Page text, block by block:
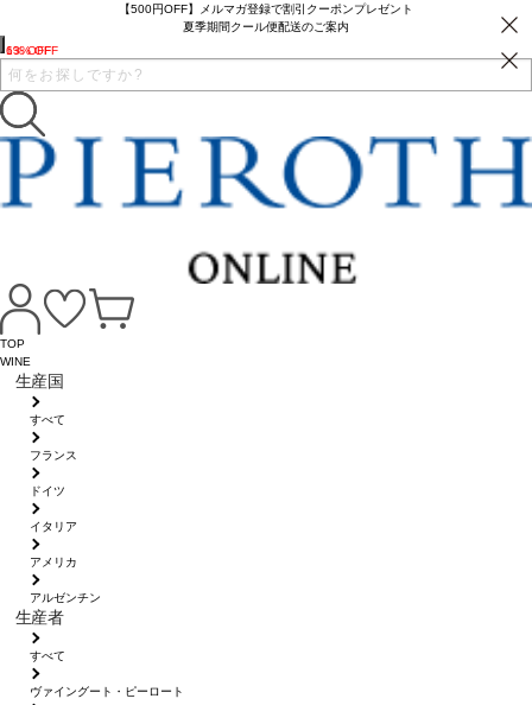
【500円OFF】メルマガ登録で割引クーポンプレゼント
夏季期間クール便配送のご案内
TOP
WINE
生産国
すべて
フランス
ドイツ
イタリア
アメリカ
アルゼンチン
生産者
すべて
ヴァイングート・ピーロート
6% OFF
13% OFF